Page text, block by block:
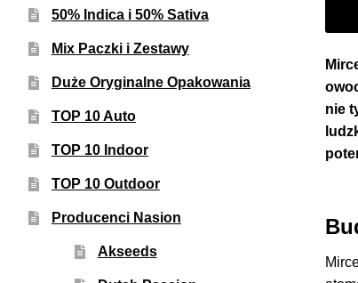
nie
50% Indica i 50% Sativa
Mix Paczki i Zestawy
Duże Oryginalne Opakowania
TOP 10 Auto
TOP 10 Indoor
TOP 10 Outdoor
Producenci Nasion
Akseeds